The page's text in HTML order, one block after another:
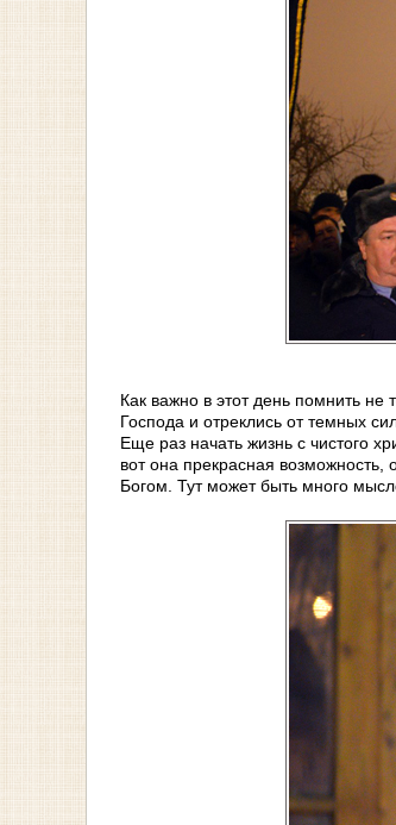
Как важно в этот день помнить
Господа и отреклись от темных
Еще раз начать жизнь с чистого
вот она прекрасная возможность,
Богом. Тут может быть много